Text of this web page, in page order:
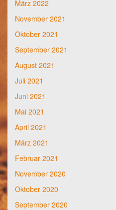
März 2022
November 2021
Oktober 2021
September 2021
August 2021
Juli 2021
Juni 2021
Mai 2021
April 2021
März 2021
Februar 2021
November 2020
Oktober 2020
September 2020